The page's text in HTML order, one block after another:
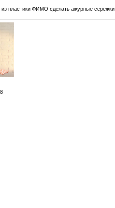
из пластики ФИМО сделать ажурные сережки.